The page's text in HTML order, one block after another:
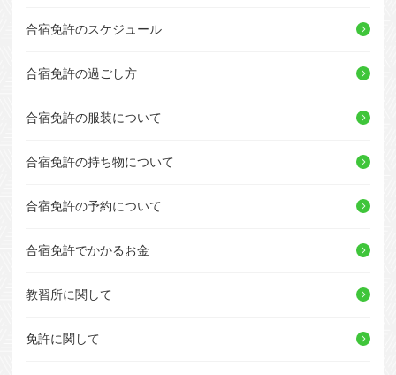
合宿免許のスケジュール
合宿免許の過ごし方
合宿免許の服装について
合宿免許の持ち物について
合宿免許の予約について
合宿免許でかかるお金
教習所に関して
免許に関して